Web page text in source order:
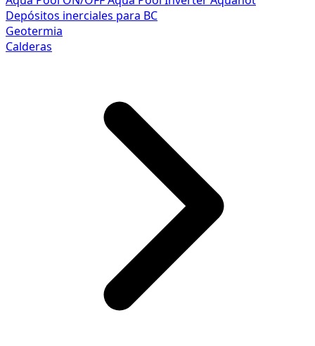
Depósitos inerciales para BC
Geotermia
Calderas